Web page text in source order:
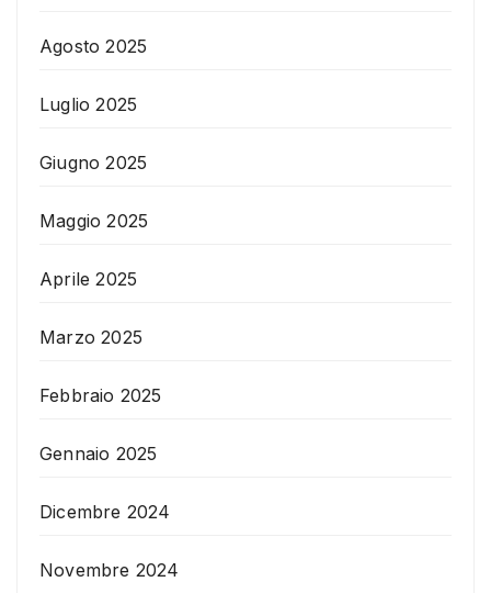
Agosto 2025
Luglio 2025
Giugno 2025
Maggio 2025
Aprile 2025
Marzo 2025
Febbraio 2025
Gennaio 2025
Dicembre 2024
Novembre 2024